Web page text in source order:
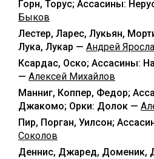
Горн, Торус; Ассасины:
Быков
Лестер, Ларес, Лукьян,
Лука, Лукар — Андрей
Ксардас, Оско; Ассасины:
— Алексей Михайлов
Манниг, Коппер, Федор;
Джакомо; Орки: Долок —
Пир, Порган, Уилсон;
Соколов
Деннис, Джаред, Доменик,